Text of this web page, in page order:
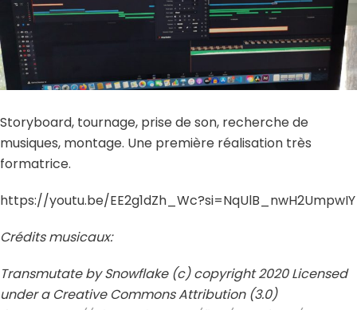
Storyboard, tournage, prise de son, recherche de
musiques, montage. Une première réalisation très
formatrice.
https://youtu.be/EE2g1dZh_Wc?si=NqUlB_nwH2UmpwIY
Crédits musicaux:
Transmutate by Snowflake (c) copyright 2020 Licensed
under a Creative Commons Attribution (3.0)